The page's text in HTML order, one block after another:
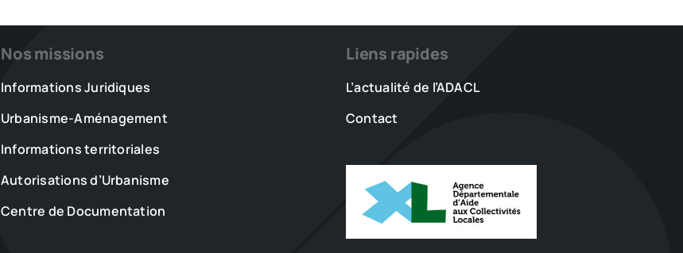
PAC
modification
règles
de
conditionnalité
et
couplées
Nos missions
Informations Juridiques
Urbanisme-Aménagement
Informations territoriales
Autorisations d’Urbanisme
Centre de Documentation
Liens rapides
L’actualité de l’ADACL
Contact